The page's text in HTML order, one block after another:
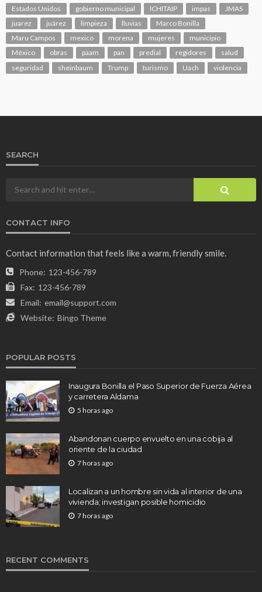
Estados Unidos
gobierno municipal ICHITAIP impas
JMAS
juarez
juárez limpieza lluvias
Marco Bonilla
Maru Campos
mexico morena mujeres
municipio
México
obras paam pan predial regidores
salud
seguridad
sheinbaum Trump turismo Uach violencia
SEARCH
CONTACT INFO
Contact information that feels like a warm, friendly smile.
Phone: 123-456-789
Fax: 123-456-789
Email: email@support.com
Website: Bingo Theme
POPULAR POSTS
Inaugura Bonilla el Paso Superior de Fuerza Aérea
y carretera Aldama
5 horas ago
Abandonan cuerpo envuelto en una cobija al
oriente de la ciudad
7 horas ago
Localizan a un hombre sin vida al interior de una
vivienda; investigan posible homicidio
7 horas ago
RECENT COMMENTS